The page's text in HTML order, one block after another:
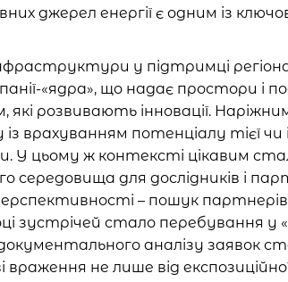
джерел енергії є одним із
у підтримці
«ядра», що надає простори і
розвивають інновації.
врахуванням потенціалу тієї чи
У цьому ж контексті цікавим
середовища для дослідників і
перспективності – пошук
зустрічей стало перебування у
аналізу заявок
не лише від експозиційної